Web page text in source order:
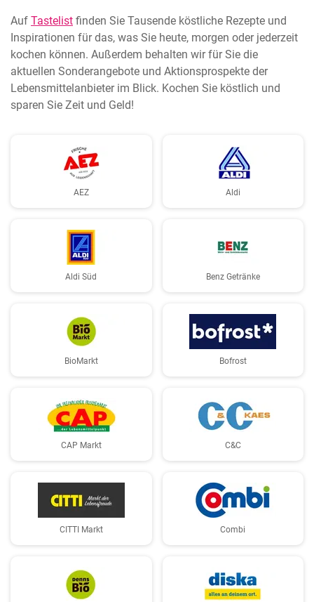
Auf Tastelist finden Sie Tausende köstliche Rezepte und
Inspirationen für das, was Sie heute, morgen oder jederzeit
kochen können. Außerdem behalten wir für Sie die
aktuellen Sonderangebote und Aktionsprospekte der
Lebensmittelanbieter im Blick. Kochen Sie köstlich und
sparen Sie Zeit und Geld!
AEZ Aldi
Aldi Süd Benz Getränke
BioMarkt Bofrost
CAP Markt C&C
CITTI Markt Combi